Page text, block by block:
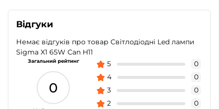
Відгуки
Немає відгуків про товар Світлодіодні Led лампи
Sigma X1 65W Can H11
Загальний рейтинг
0
5
0
4
0
3
0
2
0